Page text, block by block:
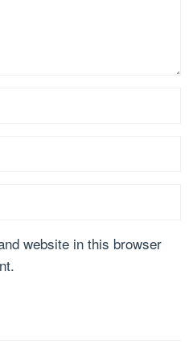
website in this browser